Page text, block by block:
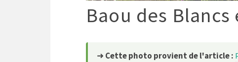
Baou des
➜ Cette photo provient de l'article :